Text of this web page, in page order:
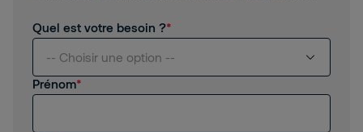
Quel est votre besoin ?
-- Choisir une option --
Prénom